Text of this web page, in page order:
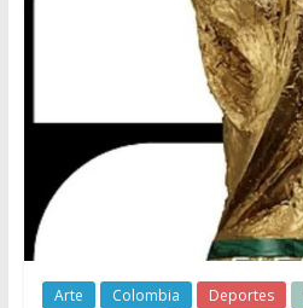
Arte Colombia Deportes